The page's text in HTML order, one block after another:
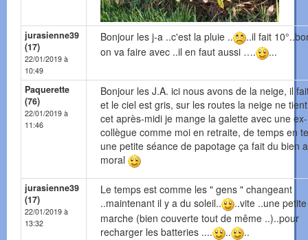
jurasienne39
(17)
22/01/2019 à
10:49
Bonjour les j-a ..c'est la pluie ..
..il fait
on va faire avec ..il en faut aussi ….
...
Paquerette
(76)
22/01/2019 à
11:46
Bonjour les J.A. ici nous avons de la neige, il
et le ciel est gris, sur les routes la neige ne
cet après-midi je mange la galette avec une ex-
collègue comme moi en retraite, de temps en
une petite séance de papotage ça fait du bien
moral
jurasienne39
(17)
22/01/2019 à
13:32
Le temps est comme les " gens " changeant
..maintenant il y a du soleil..
..vite ..une petite
marche (bien couverte tout de même ..)..pour
recharger les batteries ....
.. ..